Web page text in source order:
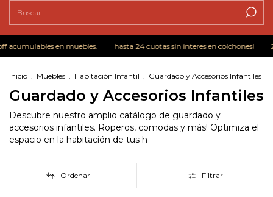
en muebles. hasta 24 cuotas sin interes en colchones! 2x1
Inicio . Muebles . Habitación Infantil . Guardado y Accesorios Infantiles
Guardado y Accesorios Infantiles
Descubre nuestro amplio catálogo de guardado y
accesorios infantiles. Roperos, comodas y más! Optimiza el
espacio en la habitación de tus h
Ordenar Filtrar